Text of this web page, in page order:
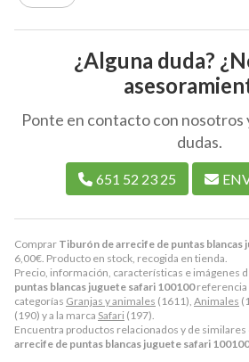
Comprar Tiburón de arrecife de puntas blancas
6,00€ . Producto en stock, recogida en tienda.
Precio, información, características e imágenes
puntas blancas juguete safari 100100referencia
categorías Granjas y animales (1611), Animales
(190) y a la marca Safari (197).
Encuentra productos relacionados y de similares
arrecife de puntas blancas juguete safari 100100
¿Alguna duda?
Ponte en contacto con nosotros
dudas.
651 52 23 25